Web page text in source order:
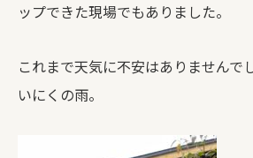
ップできた現場でもありました。
これまで天気に不安はありませんで
いにくの雨。